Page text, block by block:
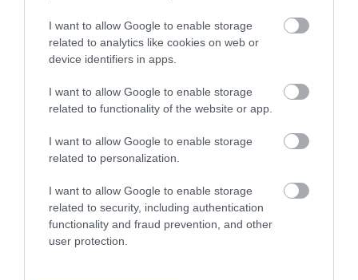
I want to allow Google to enable storage
related to analytics like cookies on web or
device identifiers in apps.
I want to allow Google to enable storage
related to functionality of the website or app.
I want to allow Google to enable storage
related to personalization.
I want to allow Google to enable storage
related to security, including authentication
functionality and fraud prevention, and other
user protection.
Zsikai Petra
2019. Február 12.
Nagyszerű hely a belváros
szívében! :) Minden
alkalommal amikor itt jártunk,
remekül éreztük magunkat! Jó
hangulat, finom italok,
ajánlani tudom!